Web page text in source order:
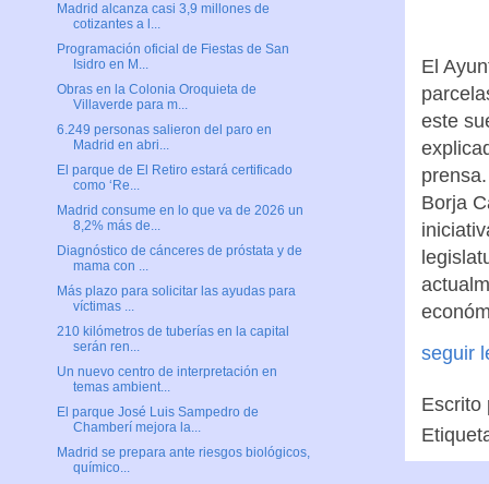
El
este
Borja
seguir
Madrid alcanza casi 3,9 millones de
cotizantes a l...
Programación oficial de Fiestas de San
Isidro en M...
Obras en la Colonia Oroquieta de
Villaverde para m...
6.249 personas salieron del paro en
Madrid en abri...
El parque de El Retiro estará certificado
como ‘Re...
Madrid consume en lo que va de 2026 un
8,2% más de...
Diagnóstico de cánceres de próstata y de
mama con ...
Más plazo para solicitar las ayudas para
víctimas ...
210 kilómetros de tuberías en la capital
serán ren...
Un nuevo centro de interpretación en
temas ambient...
El parque José Luis Sampedro de
Chamberí mejora la...
Madrid se prepara ante riesgos biológicos,
químico...